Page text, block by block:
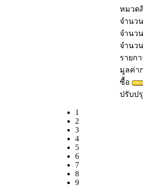
หมวด
จำนว
จำนว
จำนวน
รายก
มูลค่า
ซื้อ
ปรับป
1
2
3
4
5
6
7
8
9